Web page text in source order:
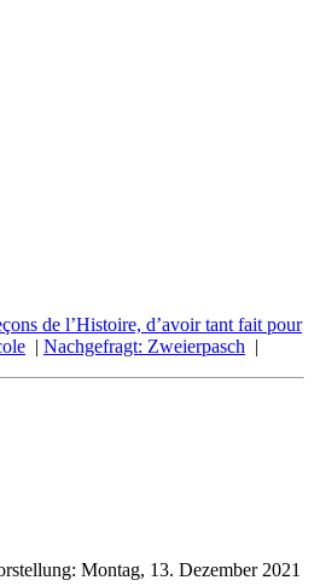
de l’Histoire, d’avoir tant fait pour
| Nachgefragt: Zweierpasch |
Montag, 13. Dezember 2021